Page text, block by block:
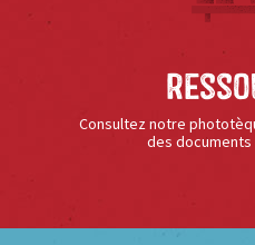
Consultez notre
des documents